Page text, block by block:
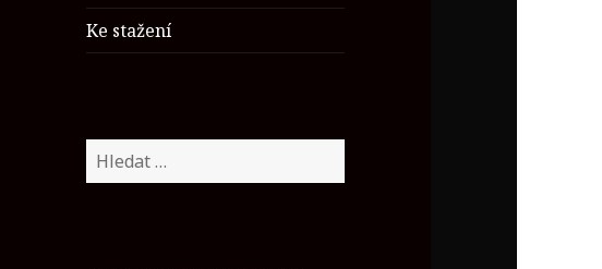
Ke stažení
V
y